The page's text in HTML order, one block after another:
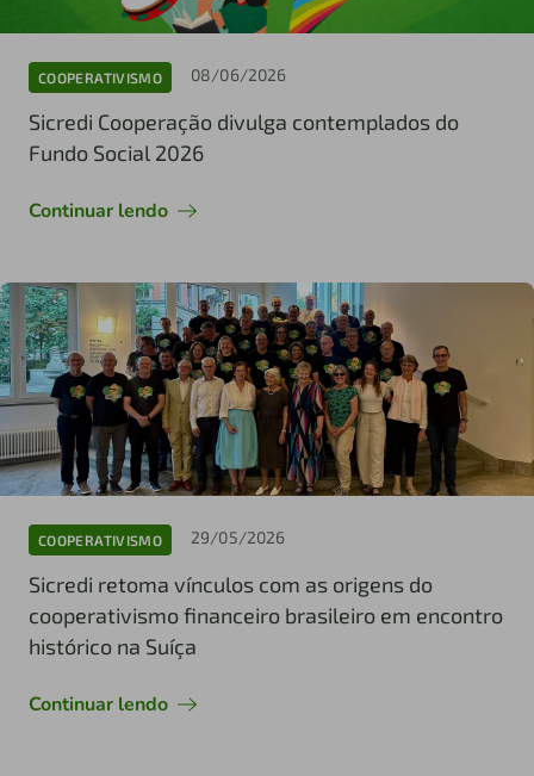
COOPERATIVISMO 08/06/2026
Sicredi Cooperação divulga contemplados do
Fundo Social 2026
Continuar lendo
COOPERATIVISMO 29/05/2026
Sicredi retoma vínculos com as origens do
cooperativismo financeiro brasileiro em encontro
histórico na Suíça
Continuar lendo